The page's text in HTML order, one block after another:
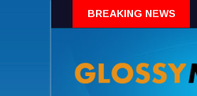
BREAKING NEWS